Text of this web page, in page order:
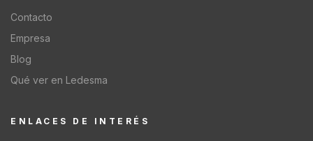
Contacto
Empresa
Blog
Qué ver en Ledesma
ENLACES DE INTERÉS